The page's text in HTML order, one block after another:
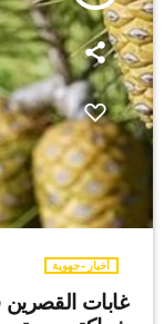
أخبار-جهوية
غابات القصرين